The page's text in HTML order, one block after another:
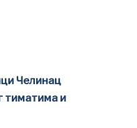
Челинац
тиматима и